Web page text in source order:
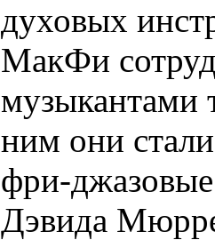
духовых
МакФи
музыкантами
ним они
фри-
Дэвида